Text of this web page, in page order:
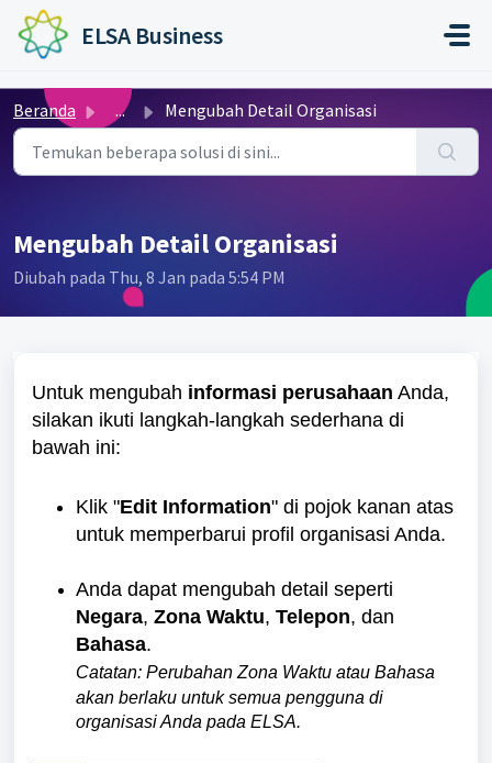
Lewatkan ke konten utama
ELSA Business
Beranda ... Mengubah Detail Organisasi
Mengubah Detail Organisasi
Diubah pada Thu, 8 Jan pada 5:54 PM
Untuk mengubah informasi perusahaan Anda,
silakan ikuti langkah-langkah sederhana di
bawah ini:
Klik "Edit Information" di pojok kanan atas
untuk memperbarui profil organisasi Anda.
Anda dapat mengubah detail seperti
Negara, Zona Waktu, Telepon, dan
Bahasa.
Catatan: Perubahan Zona Waktu atau Bahasa
akan berlaku untuk semua pengguna di
organisasi Anda pada ELSA.